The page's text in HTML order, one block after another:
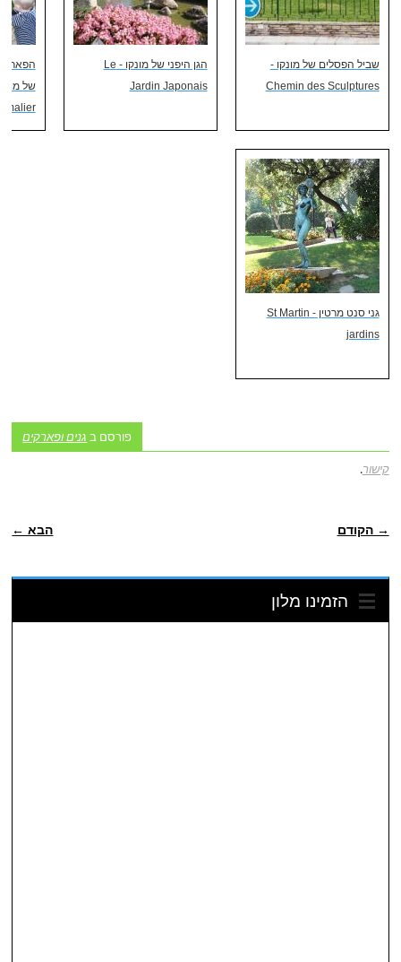
שביל הפסלים של מונקו -
Chemin des Sculptures
הגן היפני של מונקו - Le
Jardin Japonais
הפארק
גני סנט מרטין - St Martin
jardins
פורסם ב גנים ופארקים
קישור.
→ הקודם הבא ←
הזמינו מלון